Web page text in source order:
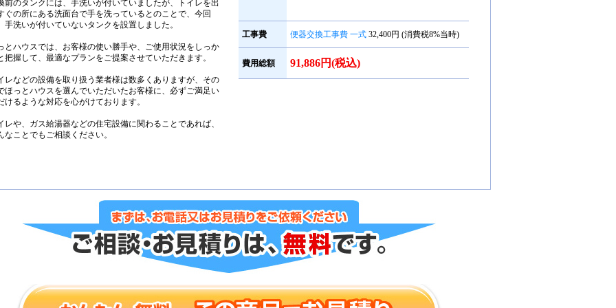
前のタンクには、手洗いが付いていましたが、トイレを出
ぐの所にある洗面台で手を洗っているとのことで、今回
手洗いが付いていないタンクを設置しました。
とハウスでは、お客様の使い勝手や、ご使用状況をしっか
把握して、最適なプランをご提案させていただきます。
レなどの設備を取り扱う業者様は数多くありますが、その
ほっとハウスを選んでいただいたお客様に、必ずご満足い
けるような対応を心がけております。
レや、ガス給湯器などの住宅設備に関わることであれば、
なことでもご相談ください。
工事費 便器交換工事費 一式 32,400円 (消費税8%当時)
費用総額 91,886円(税込)